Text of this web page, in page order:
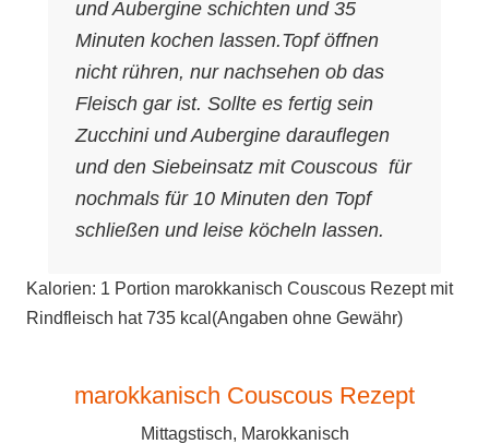
und Aubergine schichten und 35
Minuten kochen lassen.Topf öffnen
nicht rühren, nur nachsehen ob das
Fleisch gar ist. Sollte es fertig sein
Zucchini und Aubergine darauflegen
und den Siebeinsatz mit Couscous für
nochmals für 10 Minuten den Topf
schließen und leise köcheln lassen.
Kalorien: 1 Portion marokkanisch Couscous Rezept mit
Rindfleisch hat 735 kcal(Angaben ohne Gewähr)
marokkanisch Couscous Rezept
Mittagstisch, Marokkanisch